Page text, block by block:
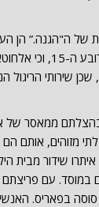
מקלט אלחוט לבית
שירותי הריגול
שידור מבית
במוסד. עם
בפאריס.